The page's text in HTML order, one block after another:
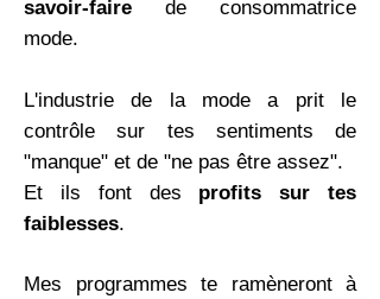
savoir-faire de consommatrice
mode.
L'industrie de la mode a prit le
contrôle sur tes sentiments de
"manque" et de "ne pas être assez".
Et ils font des profits sur tes
faiblesses.
Mes programmes te ramèneront à